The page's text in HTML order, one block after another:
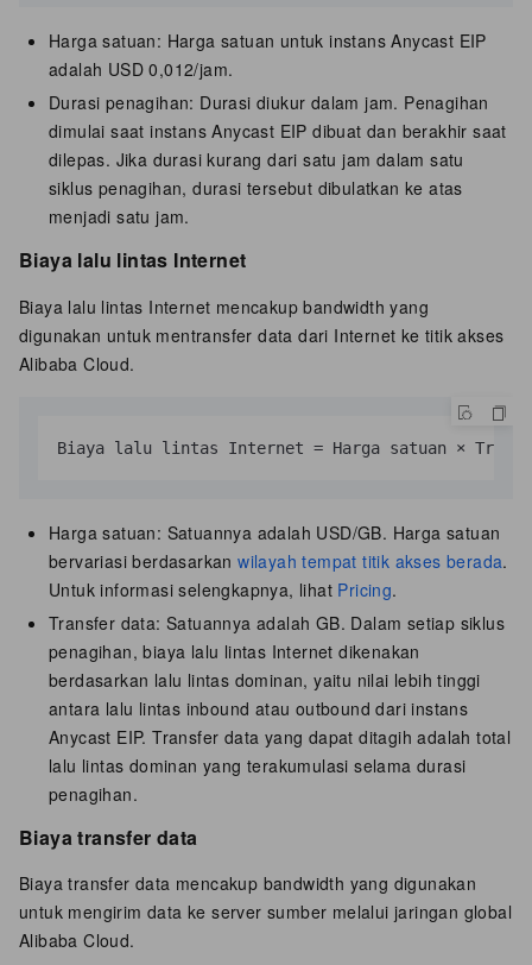
Harga satuan: Harga satuan untuk instans Anycast EIP
adalah USD 0,012/jam.
Durasi penagihan: Durasi diukur dalam jam. Penagihan
dimulai saat instans Anycast EIP dibuat dan berakhir saat
dilepas. Jika durasi kurang dari satu jam dalam satu
siklus penagihan, durasi tersebut dibulatkan ke atas
menjadi satu jam.
Biaya lalu lintas Internet
Biaya lalu lintas Internet mencakup bandwidth yang
digunakan untuk mentransfer data dari Internet ke titik akses
Alibaba Cloud.
Biaya lalu lintas Internet = Harga satuan ×
Harga satuan: Satuannya adalah USD/GB. Harga satuan
bervariasi berdasarkanwilayah tempat titik akses berada.
Untuk informasi selengkapnya, lihat Pricing.
Transfer data: Satuannya adalah GB. Dalam setiap siklus
penagihan, biaya lalu lintas Internet dikenakan
berdasarkan lalu lintas dominan, yaitu nilai lebih tinggi
antara lalu lintas inbound atau outbound dari instans
Anycast EIP. Transfer data yang dapat ditagih adalah total
lalu lintas dominan yang terakumulasi selama durasi
penagihan.
Biaya transfer data
Biaya transfer data mencakup bandwidth yang digunakan
untuk mengirim data ke server sumber melalui jaringan global
Alibaba Cloud.